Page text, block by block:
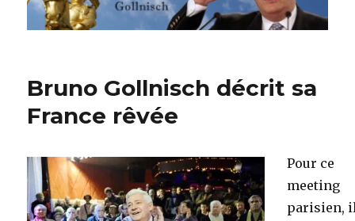
Bruno Gollnisch décrit sa
France rêvée
Pour ce
meeting
parisien,